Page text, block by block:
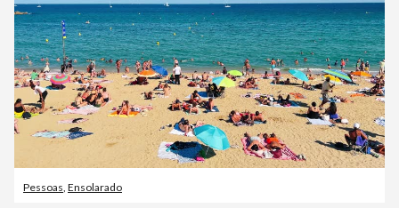
Pessoas Ensolarado